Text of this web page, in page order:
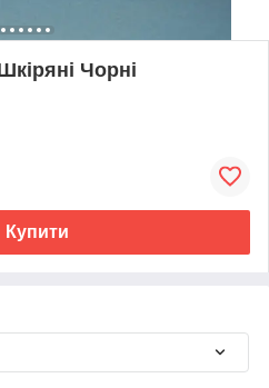
Чорні
Купити